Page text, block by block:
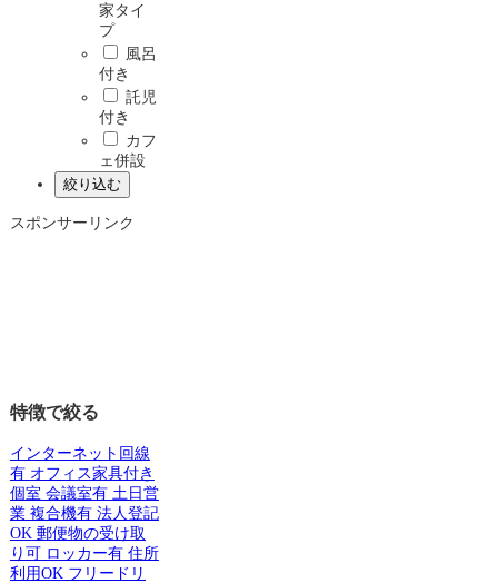
家タイ
プ
風呂
付き
託児
付き
カフ
ェ併設
スポンサーリンク
特徴で絞る
インターネット回線
有オフィス家具付き
個室 会議室有土日営
業複合機有法人登記
OK郵便物の受け取
り可ロッカー有住所
利用OKフリードリ